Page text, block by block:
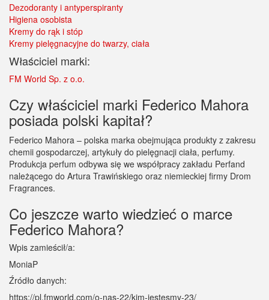
Dezodoranty i antyperspiranty
Higiena osobista
Kremy do rąk i stóp
Kremy pielęgnacyjne do twarzy, ciała
Właściciel marki:
FM World Sp. z o.o.
Czy właściciel marki Federico Mahora
posiada polski kapitał?
Federico Mahora – polska marka obejmująca produkty z zakresu
chemii gospodarczej, artykuły do pielęgnacji ciała, perfumy.
Produkcja perfum odbywa się we współpracy zakładu Perfand
należącego do Artura Trawińskiego oraz niemieckiej firmy Drom
Fragrances.
Co jeszcze warto wiedzieć o marce
Federico Mahora?
Wpis zamieścił/a:
MoniaP
Źródło danych:
https://pl.fmworld.com/o-nas-22/kim-jestesmy-23/